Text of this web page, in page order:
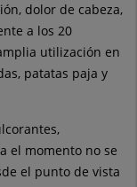
dolor de cabeza,
a los 20
utilización en
patatas paja y
el momento no se
el punto de vista